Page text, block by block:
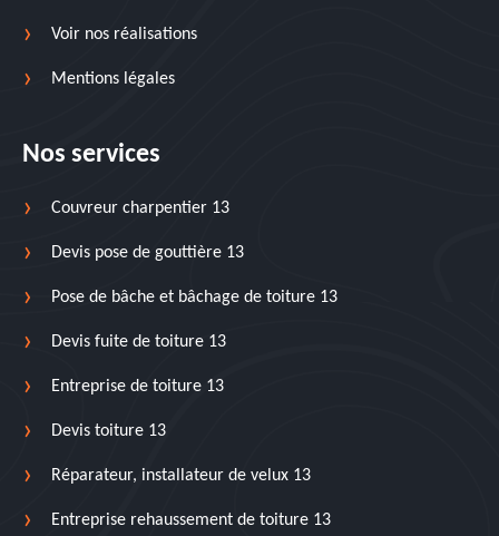
Voir nos réalisations
Mentions légales
Nos services
Couvreur charpentier 13
Devis pose de gouttière 13
Pose de bâche et bâchage de toiture 13
Devis fuite de toiture 13
Entreprise de toiture 13
Devis toiture 13
Réparateur, installateur de velux 13
Entreprise rehaussement de toiture 13